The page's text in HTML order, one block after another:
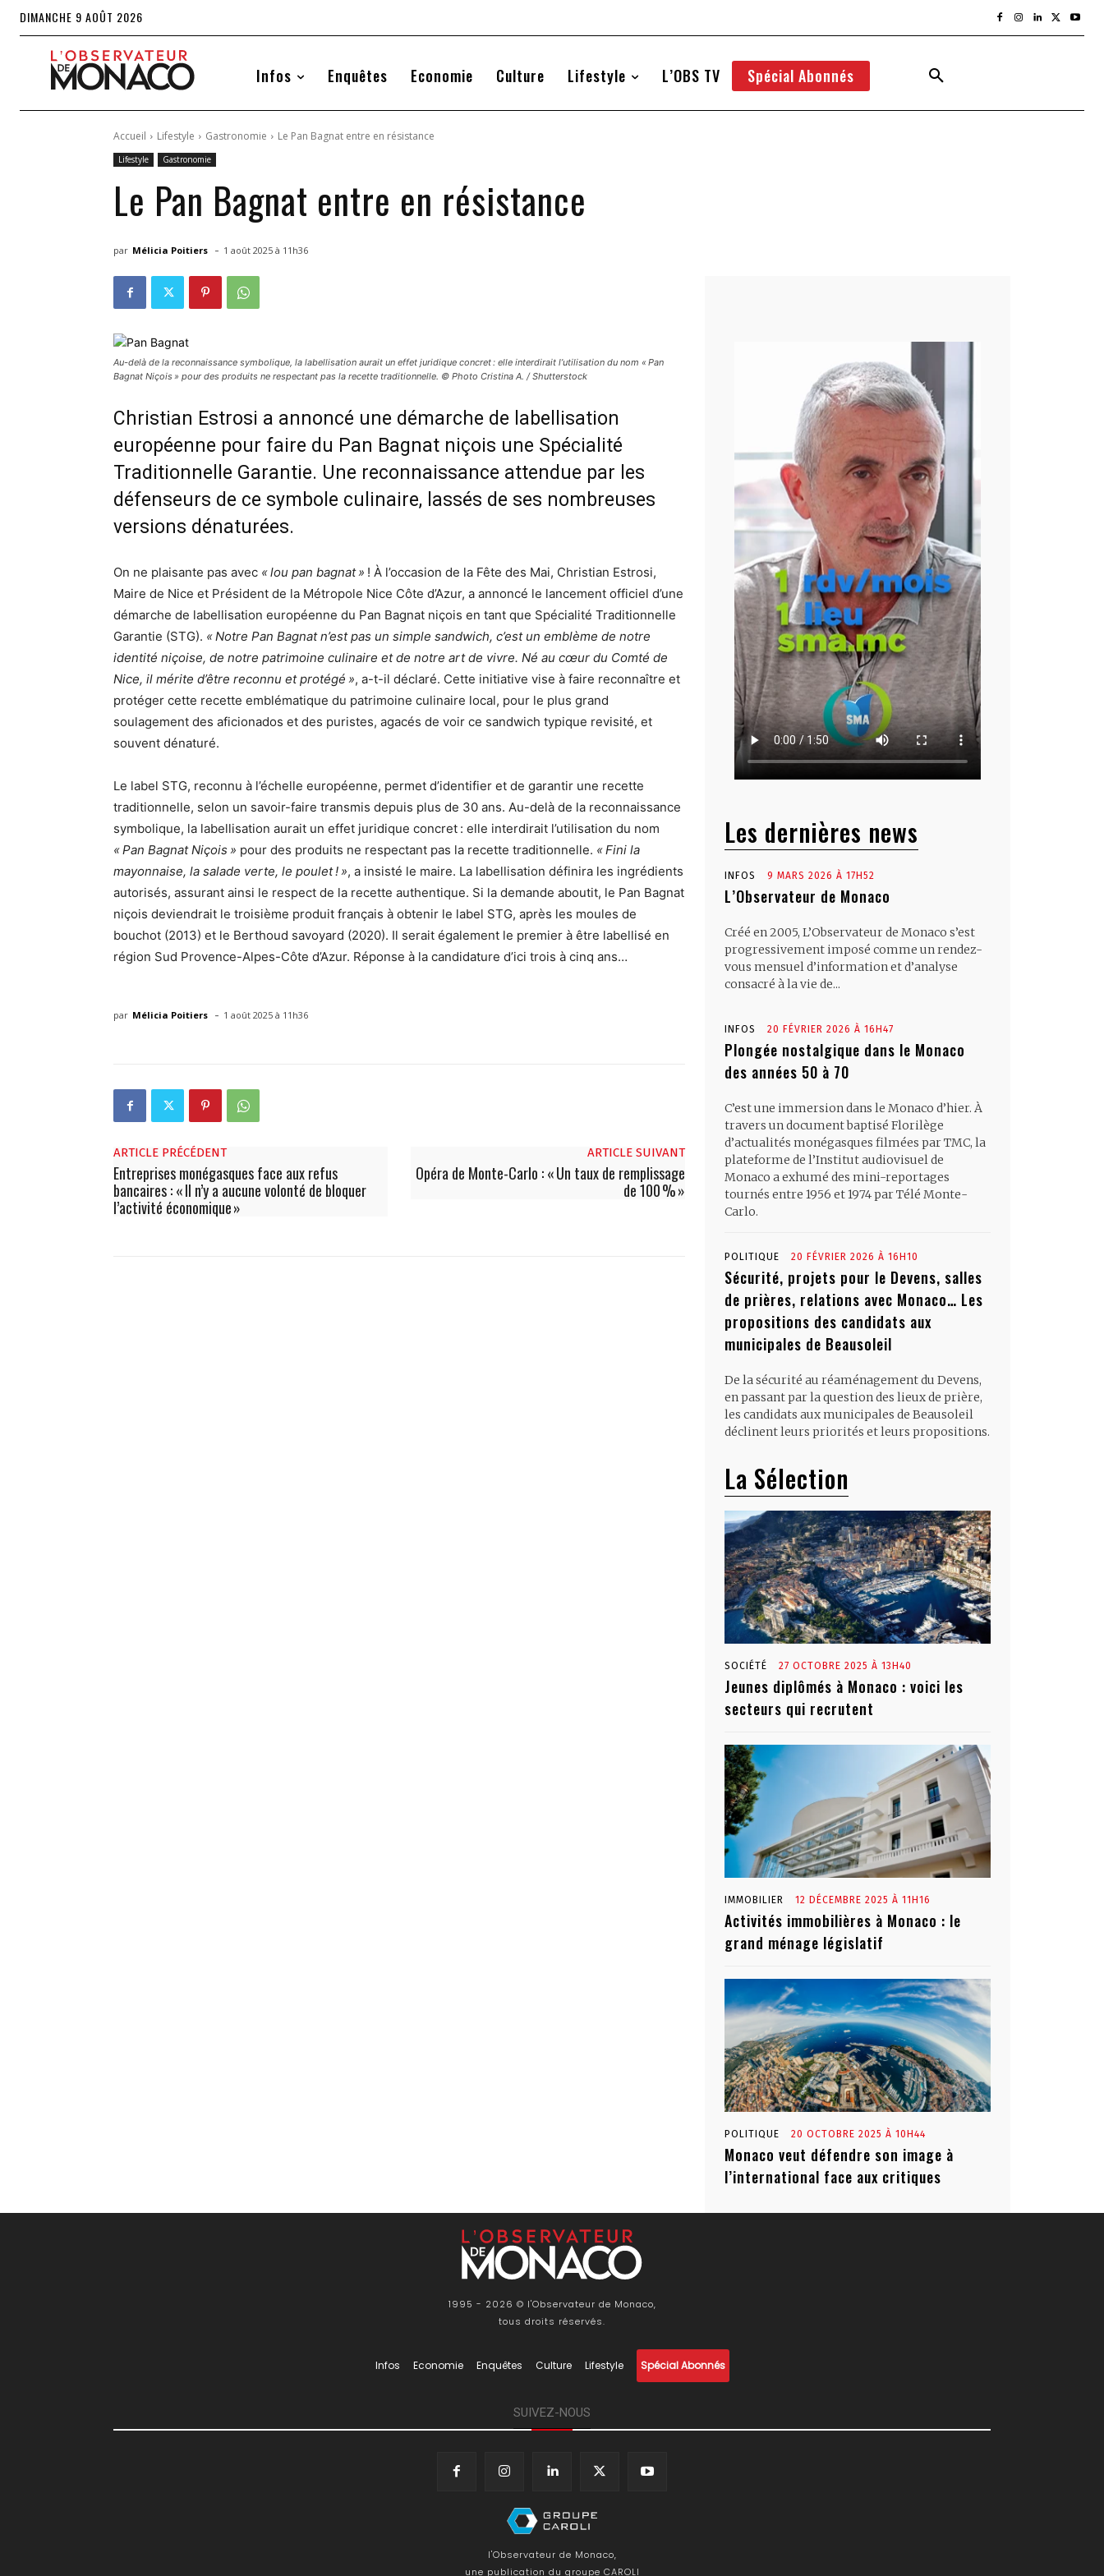
DIMANCHE 9 AOÛT 2026
Infos Enquêtes Economie Culture Lifestyle L’OBS TV Spécial Abonnés
Accueil Lifestyle Gastronomie Le Pan Bagnat entre en résistance
Lifestyle Gastronomie
Le Pan Bagnat entre en résistance
par Mélicia Poitiers - 1 août 2025 à 11h36
Au-delà de la reconnaissance symbolique, la labellisation aurait un effet juridique concret : elle interdirait l’utilisation du nom « Pan
Bagnat Niçois » pour des produits ne respectant pas la recette traditionnelle. © Photo Cristina A. / Shutterstock
Christian Estrosi a annoncé une démarche de labellisation
européenne pour faire du Pan Bagnat niçois une Spécialité
Traditionnelle Garantie. Une reconnaissance attendue par les
défenseurs de ce symbole culinaire, lassés de ses nombreuses
versions dénaturées.
On ne plaisante pas avec « lou pan bagnat » ! À l’occasion de la Fête des Mai, Christian Estrosi,
Maire de Nice et Président de la Métropole Nice Côte d’Azur, a annoncé le lancement officiel d’une
démarche de labellisation européenne du Pan Bagnat niçois en tant que Spécialité Traditionnelle
Garantie (STG). « Notre Pan Bagnat n’est pas un simple sandwich, c’est un emblème de notre
identité niçoise, de notre patrimoine culinaire et de notre art de vivre. Né au cœur du Comté de
Nice, il mérite d’être reconnu et protégé », a-t-il déclaré. Cette initiative vise à faire reconnaître et
protéger cette recette emblématique du patrimoine culinaire local, pour le plus grand
soulagement des aficionados et des puristes, agacés de voir ce sandwich typique revisité, et
souvent dénaturé.
Le label STG, reconnu à l’échelle européenne, permet d’identifier et de garantir une recette
traditionnelle, selon un savoir-faire transmis depuis plus de 30 ans. Au-delà de la reconnaissance
symbolique, la labellisation aurait un effet juridique concret : elle interdirait l’utilisation du nom
« Pan Bagnat Niçois » pour des produits ne respectant pas la recette traditionnelle. « Fini la
mayonnaise, la salade verte, le poulet ! », a insisté le maire. La labellisation définira les ingrédients
autorisés, assurant ainsi le respect de la recette authentique. Si la demande aboutit, le Pan Bagnat
niçois deviendrait le troisième produit français à obtenir le label STG, après les moules de
bouchot (2013) et le Berthoud savoyard (2020). Il serait également le premier à être labellisé en
région Sud Provence-Alpes-Côte d’Azur. Réponse à la candidature d’ici trois à cinq ans…
par Mélicia Poitiers - 1 août 2025 à 11h36
ARTICLE PRÉCÉDENT
Entreprises monégasques face aux refus
bancaires : « Il n’y a aucune volonté de bloquer
l’activité économique »
ARTICLE SUIVANT
Opéra de Monte-Carlo : « Un taux de remplissage
de 100 % »
Les dernières news
INFOS 9 MARS 2026 À 17H52
L’Observateur de Monaco
Créé en 2005, L’Observateur de Monaco s’est
progressivement imposé comme un rendez-
vous mensuel d’information et d’analyse
consacré à la vie de...
INFOS 20 FÉVRIER 2026 À 16H47
Plongée nostalgique dans le Monaco
des années 50 à 70
C’est une immersion dans le Monaco d’hier. À
travers un document baptisé Florilège
d’actualités monégasques filmées par TMC, la
plateforme de l’Institut audiovisuel de
Monaco a exhumé des mini-reportages
tournés entre 1956 et 1974 par Télé Monte-
Carlo.
POLITIQUE 20 FÉVRIER 2026 À 16H10
Sécurité, projets pour le Devens, salles
de prières, relations avec Monaco… Les
propositions des candidats aux
municipales de Beausoleil
De la sécurité au réaménagement du Devens,
en passant par la question des lieux de prière,
les candidats aux municipales de Beausoleil
déclinent leurs priorités et leurs propositions.
La Sélection
SOCIÉTÉ 27 OCTOBRE 2025 À 13H40
Jeunes diplômés à Monaco : voici les
secteurs qui recrutent
IMMOBILIER 12 DÉCEMBRE 2025 À 11H16
Activités immobilières à Monaco : le
grand ménage législatif
POLITIQUE 20 OCTOBRE 2025 À 10H44
Monaco veut défendre son image à
l’international face aux critiques
1995 - 2026 © l'Observateur de Monaco,
tous droits réservés.
Infos Economie Enquêtes Culture Lifestyle Spécial Abonnés
SUIVEZ-NOUS
l'Observateur de Monaco,
une publication du groupe CAROLI